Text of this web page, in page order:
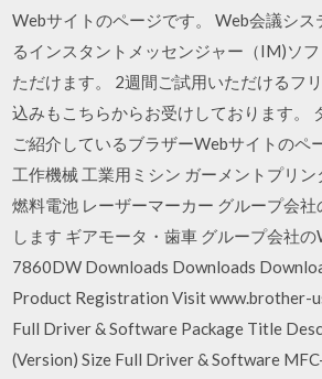
Webサイトのページです。 Web会議シス
るインスタントメッセンジャー（IM)ソ
ただけます。 2週間ご試用いただけるフ
込みもこちらからお受けしております。
ご紹介しているブラザーWebサイトのペ
工作機械 工業用ミシン ガーメントプリ
燃料電池 レーザーマーカー グループ会
します ギアモータ・歯車 グループ会社
7860DW Downloads Downloads
Product Registration Visit www.brother-
Full Driver & Software Package Title
(Version) Size Full Driver & Software